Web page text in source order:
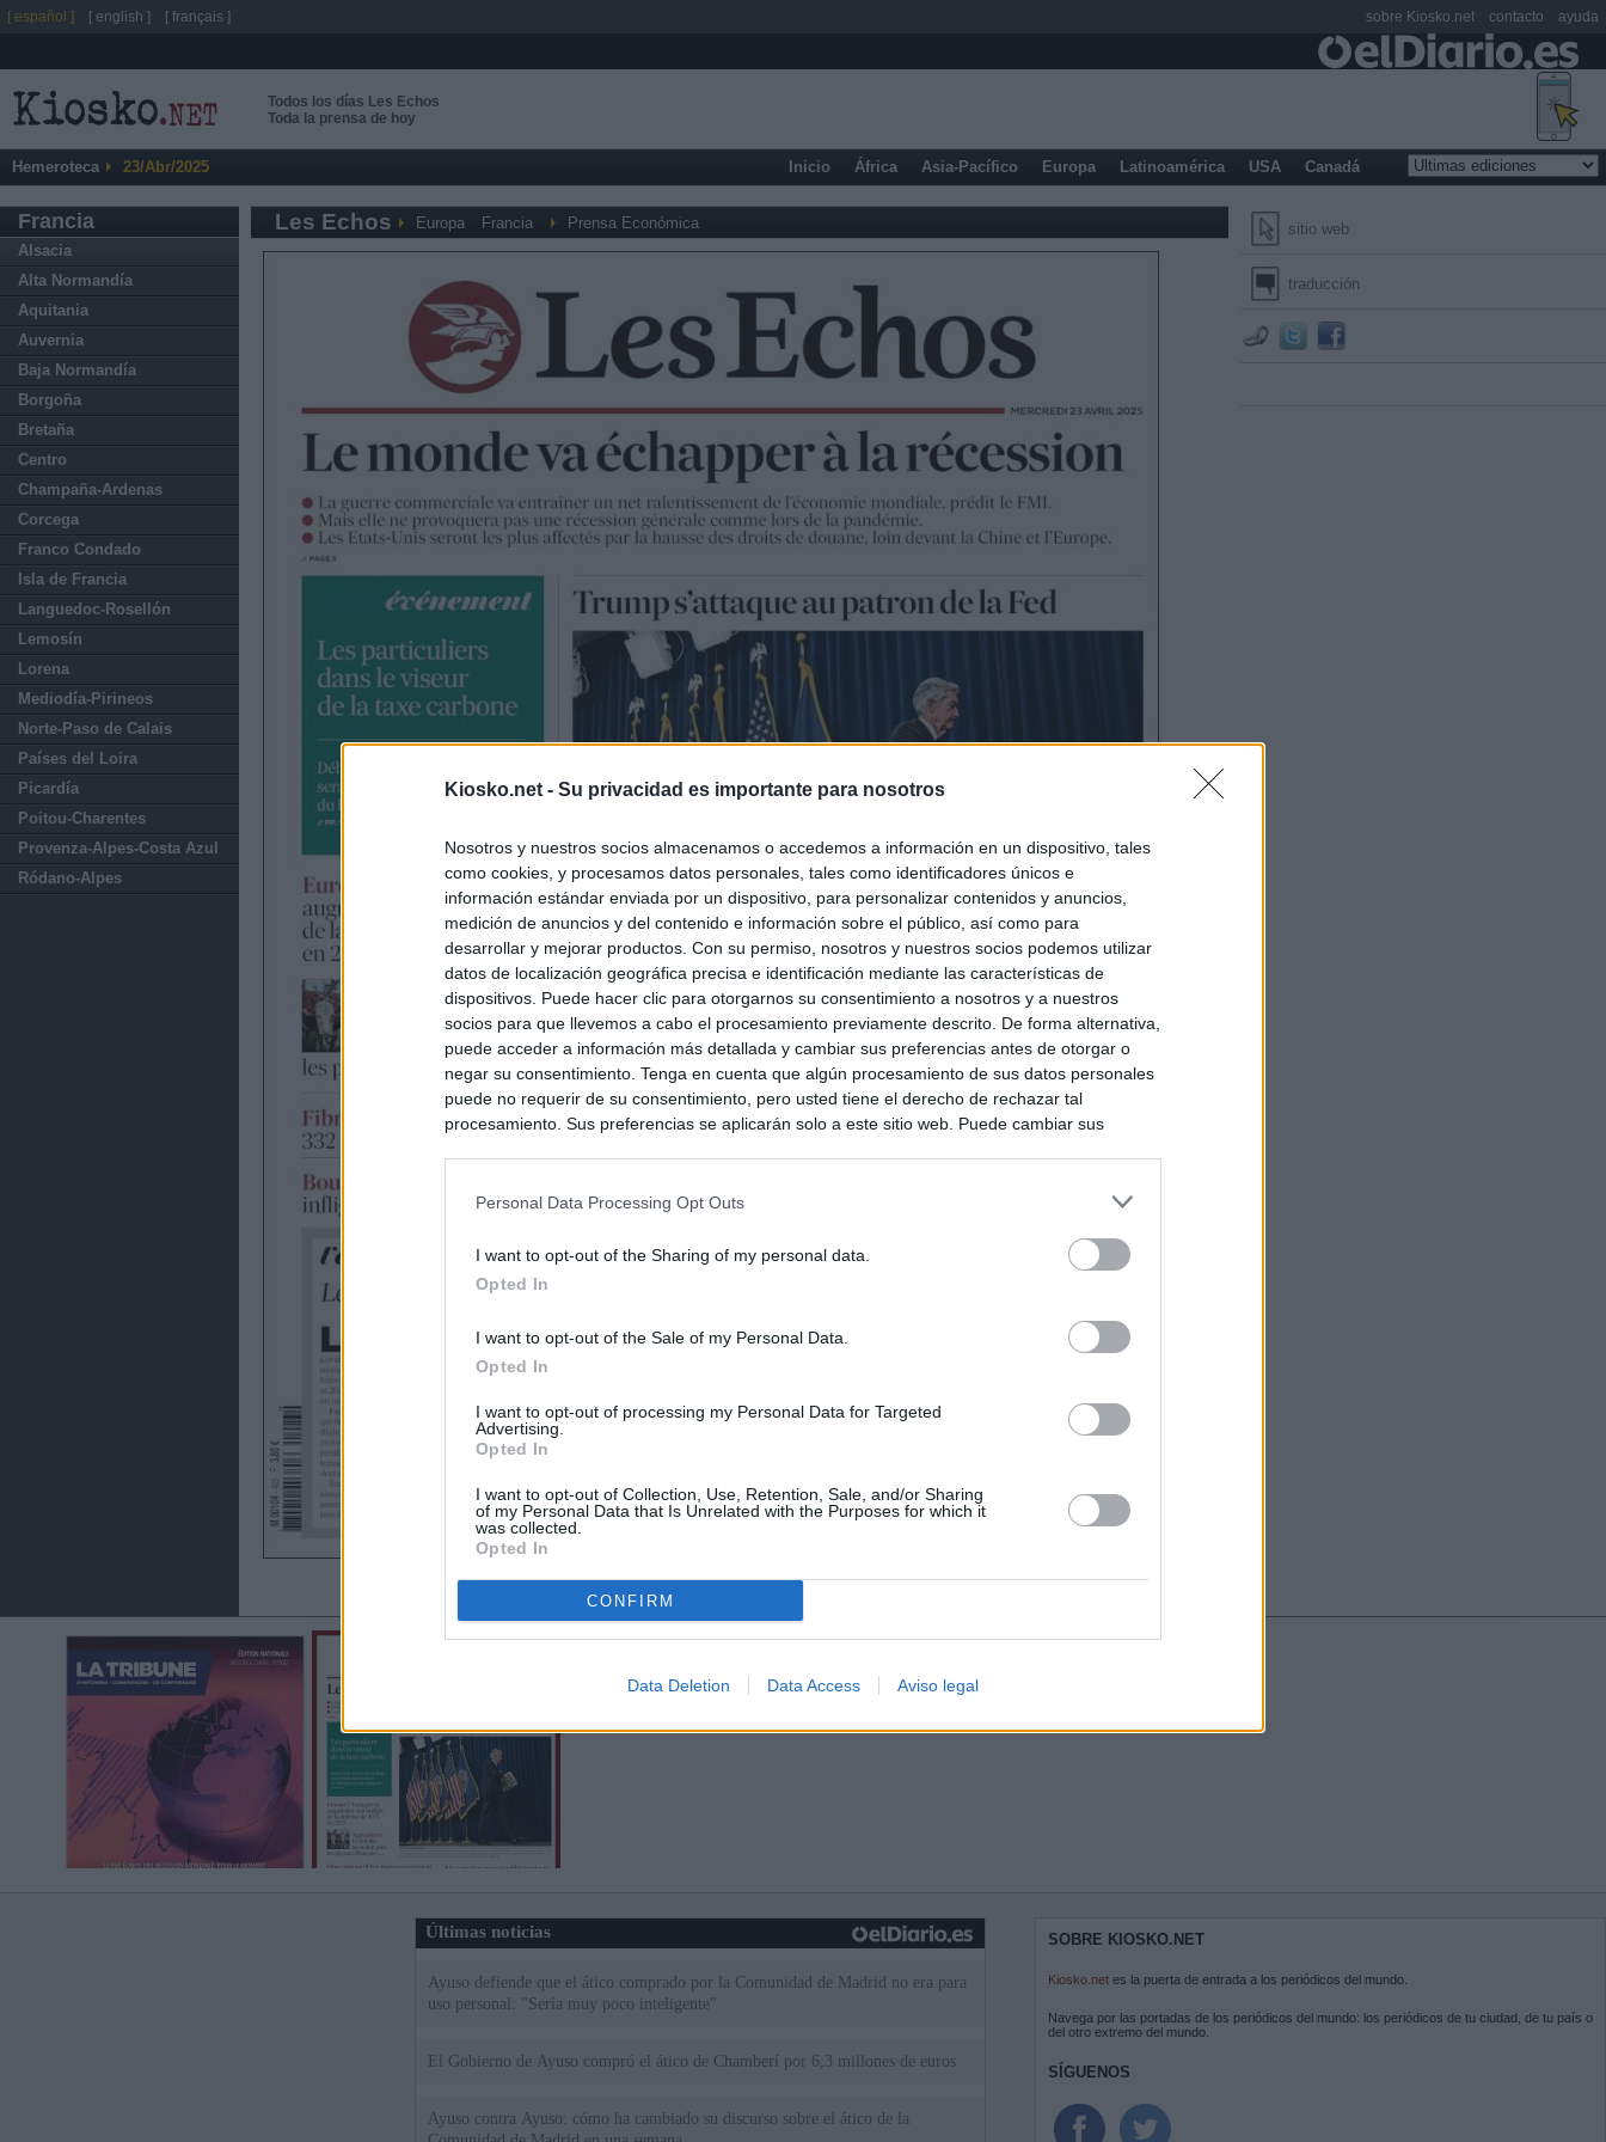
Kiosko.net - Su privacidad es importante para nosotros
Nosotros y nuestros socios almacenamos o accedemos a información en un dispositivo, tales
como cookies, y procesamos datos personales, tales como identificadores únicos e
información estándar enviada por un dispositivo, para personalizar contenidos y anuncios,
medición de anuncios y del contenido e información sobre el público, así como para
desarrollar y mejorar productos. Con su permiso, nosotros y nuestros socios podemos utilizar
datos de localización geográfica precisa e identificación mediante las características de
dispositivos. Puede hacer clic para otorgarnos su consentimiento a nosotros y a nuestros
socios para que llevemos a cabo el procesamiento previamente descrito. De forma alternativa,
puede acceder a información más detallada y cambiar sus preferencias antes de otorgar o
negar su consentimiento. Tenga en cuenta que algún procesamiento de sus datos personales
puede no requerir de su consentimiento, pero usted tiene el derecho de rechazar tal
procesamiento. Sus preferencias se aplicarán solo a este sitio web. Puede cambiar sus
Personal Data Processing Opt Outs
I want to opt-out of the Sharing of my personal data.
Opted In
I want to opt-out of the Sale of my Personal Data.
Opted In
I want to opt-out of processing my Personal Data for Targeted
Advertising.
Opted In
I want to opt-out of Collection, Use, Retention, Sale, and/or Sharing
of my Personal Data that Is Unrelated with the Purposes for which it
was collected.
Opted In
CONFIRM
Data Deletion Data Access Aviso legal
Todos los días Les Echos
Toda la prensa de hoy
Hemeroteca 23/Abr/2025 Inicio África Asia-Pacífico Europa Latinoamérica USA Canadá
Francia
Alsacia
Alta Normandía
Aquitania
Auvernia
Baja Normandía
Borgoña
Bretaña
Centro
Champaña-Ardenas
Corcega
Franco Condado
Isla de Francia
Languedoc-Rosellón
Lemosín
Lorena
Mediodía-Pirineos
Norte-Paso de Calais
Países del Loira
Picardía
Poitou-Charentes
Provenza-Alpes-Costa Azul
Ródano-Alpes
sitio web
traducción
Les Echos Europa Francia Prensa Económica
Últimas noticias
Ayuso defiende que el ático comprado por la Comunidad de Madrid no era para
uso personal: "Sería muy poco inteligente"
El Gobierno de Ayuso compró el ático de Chamberí por 6,3 millones de euros
Ayuso contra Ayuso: cómo ha cambiado su discurso sobre el ático de la
SOBRE KIOSKO.NET
Kiosko.net es la puerta de entrada a los periódicos del mundo.
Navega por las portadas de los periódicos del mundo: los periódicos de tu ciudad, de tu país o
del otro extremo del mundo.
SÍGUENOS
[ español ] [ english ] [ français ] sobre Kiosko.net contacto ayuda